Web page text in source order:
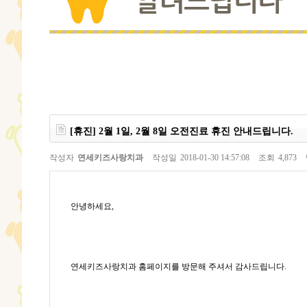
[휴진] 2월 1일, 2월 8일 오전진료 휴진 안내드립니다.
작성자 연세키즈사랑치과 작성일 2018-01-30 14:57:08 조회 4,873
안녕하세요,
연세키즈사랑치과 홈페이지를 방문해 주셔서 감사드립니다.